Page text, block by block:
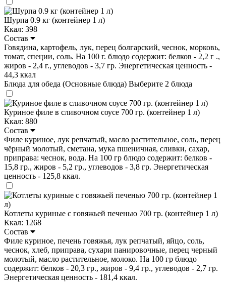
Шурпа 0.9 кг (контейнер 1 л)
Ккал: 398
Состав
Говядина, картофель, лук, перец болгарский, чеснок, морковь,
томат, специи, соль. На 100 г. блюдо содержит: белков - 2,2 г .,
жиров - 2,4 г., углеводов - 3,7 гр. Энергетическая ценность -
44,3 ккал
Блюда для обеда (Основные блюда) Выберите 2 блюда
Куриное филе в сливочном соусе 700 гр. (контейнер 1 л)
Ккал: 880
Состав
Филе куриное, лук репчатый, масло растительное, соль, перец
чёрный молотый, сметана, мука пшеничная, сливки, сахар,
приправа: чеснок, вода. На 100 гр блюдо содержит: белков -
15,8 гр., жиров - 5,2 гр., углеводов - 3,8 гр. Энергетическая
ценность - 125,8 ккал.
Котлеты куриные с говяжьей печенью 700 гр. (контейнер 1 л)
Ккал: 1268
Состав
Филе куриное, печень говяжья, лук репчатый, яйцо, соль,
чеснок, хлеб, приправа, сухари панировочные, перец черный
молотый, масло растительное, молоко. На 100 гр блюдо
содержит: белков - 20,3 гр., жиров - 9,4 гр., углеводов - 2,7 гр.
Энергетическая ценность - 181,4 ккал.